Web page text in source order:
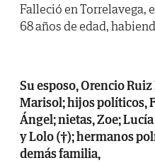
Falleció en Torrelavega,
68 años de edad,
Su esposo, Orencio
Marisol; hijos políticos,
Ángel; nietas, Zoe;
y Lolo (†); hermanos
demás familia,